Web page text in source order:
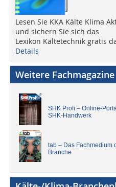
Lesen Sie KKA Kälte Klima
und sichern Sie sich das
Lexikon Kältetechnik gratis
Details
Weitere Fachmagazine
SHK Profi – Online-
SHK-Handwerk
tab – Das Fachmedium
Branche